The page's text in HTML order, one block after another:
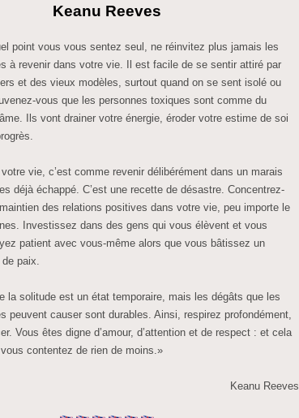
Keanu Reeves
point vous vous sentez seul, ne réinvitez plus jamais les
à revenir dans votre vie. Il est facile de se sentir attiré par
et des vieux modèles, surtout quand on se sent isolé ou
vous que les personnes toxiques sont comme du
Ils vont drainer votre énergie, éroder votre estime de soi
vie, c’est comme revenir délibérément dans un marais
déjà échappé. C’est une recette de désastre. Concentrez-
des relations positives dans votre vie, peu importe le
Investissez dans des gens qui vous élèvent et vous
patient avec vous-même alors que vous bâtissez un
de paix.
la solitude est un état temporaire, mais les dégâts que les
peuvent causer sont durables. Ainsi, respirez profondément,
Vous êtes digne d’amour, d’attention et de respect : et cela
contentez de rien de moins.»
Keanu Reeves